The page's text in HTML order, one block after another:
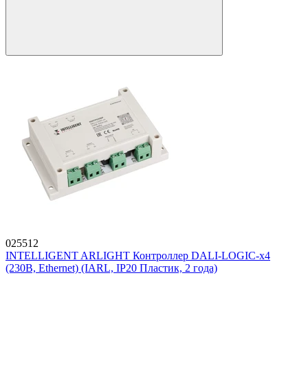
025512
INTELLIGENT ARLIGHT Контроллер DALI-LOGIC-x4
(230B, Ethernet) (IARL, IP20 Пластик, 2 года)